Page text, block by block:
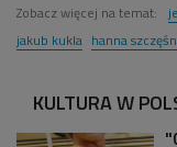
Zobacz więcej na temat:
jakub kukla hanna
KULTURA W